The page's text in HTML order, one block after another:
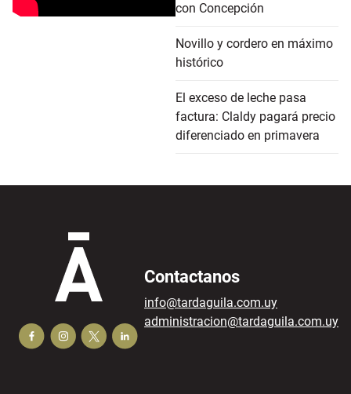
con Concepción
Novillo y cordero en máximo
histórico
El exceso de leche pasa
factura: Claldy pagará precio
diferenciado en primavera
Contactanos
info@tardaguila.com.uy
administracion@tardaguila.com.uy